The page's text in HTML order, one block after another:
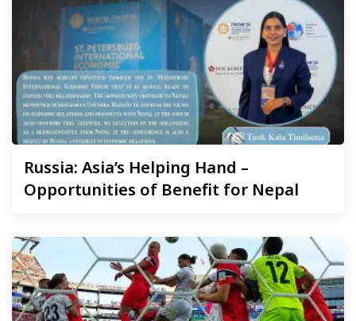
Russia: Asia’s Helping Hand –
Opportunities of Benefit for Nepal